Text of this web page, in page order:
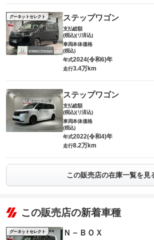
グーネットセレクト ステップワゴン
支払総額
(税込)(リ済込)
車両本体価格
(税込)
年式2024(令和6)年
走行3.4万km
ステップワゴン
支払総額
(税込)(リ済込)
車両本体価格
(税込)
年式2022(令和4)年
走行8.2万km
この販売店の在庫一覧を見
この販売店の新着車種
グーネットセレクト Ｎ－ＢＯＸ